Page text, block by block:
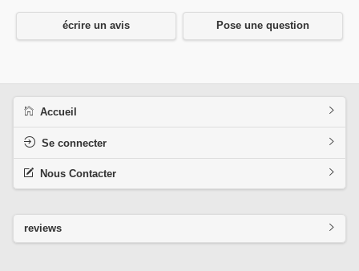
écrire un avis Pose une question
Accueil
Se connecter
Nous Contacter
reviews